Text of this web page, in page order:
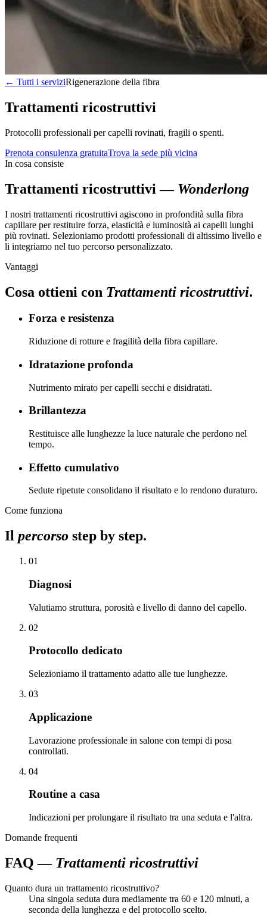
← Tutti i serviziRigenerazione della fibra
Trattamenti ricostruttivi
Protocolli professionali per capelli rovinati, fragili o spenti.
Prenota consulenza gratuitaTrova la sede più vicina
In cosa consiste
Trattamenti ricostruttivi — Wonderlong
I nostri trattamenti ricostruttivi agiscono in profondità sulla fibra
capillare per restituire forza, elasticità e luminosità ai capelli lunghi
più rovinati. Selezioniamo prodotti professionali di altissimo livello e
li integriamo nel tuo percorso personalizzato.
Vantaggi
Cosa ottieni con Trattamenti ricostruttivi.
Forza e resistenza
Riduzione di rotture e fragilità della fibra capillare.
Idratazione profonda
Nutrimento mirato per capelli secchi e disidratati.
Brillantezza
Restituisce alle lunghezze la luce naturale che perdono nel
tempo.
Effetto cumulativo
Sedute ripetute consolidano il risultato e lo rendono duraturo.
Come funziona
Il percorso step by step.
01
Diagnosi
Valutiamo struttura, porosità e livello di danno del capello.
02
Protocollo dedicato
Selezioniamo il trattamento adatto alle tue lunghezze.
03
Applicazione
Lavorazione professionale in salone con tempi di posa
controllati.
04
Routine a casa
Indicazioni per prolungare il risultato tra una seduta e l'altra.
Domande frequenti
FAQ — Trattamenti ricostruttivi
Quanto dura un trattamento ricostruttivo?
Una singola seduta dura mediamente tra 60 e 120 minuti, a
seconda della lunghezza e del protocollo scelto.